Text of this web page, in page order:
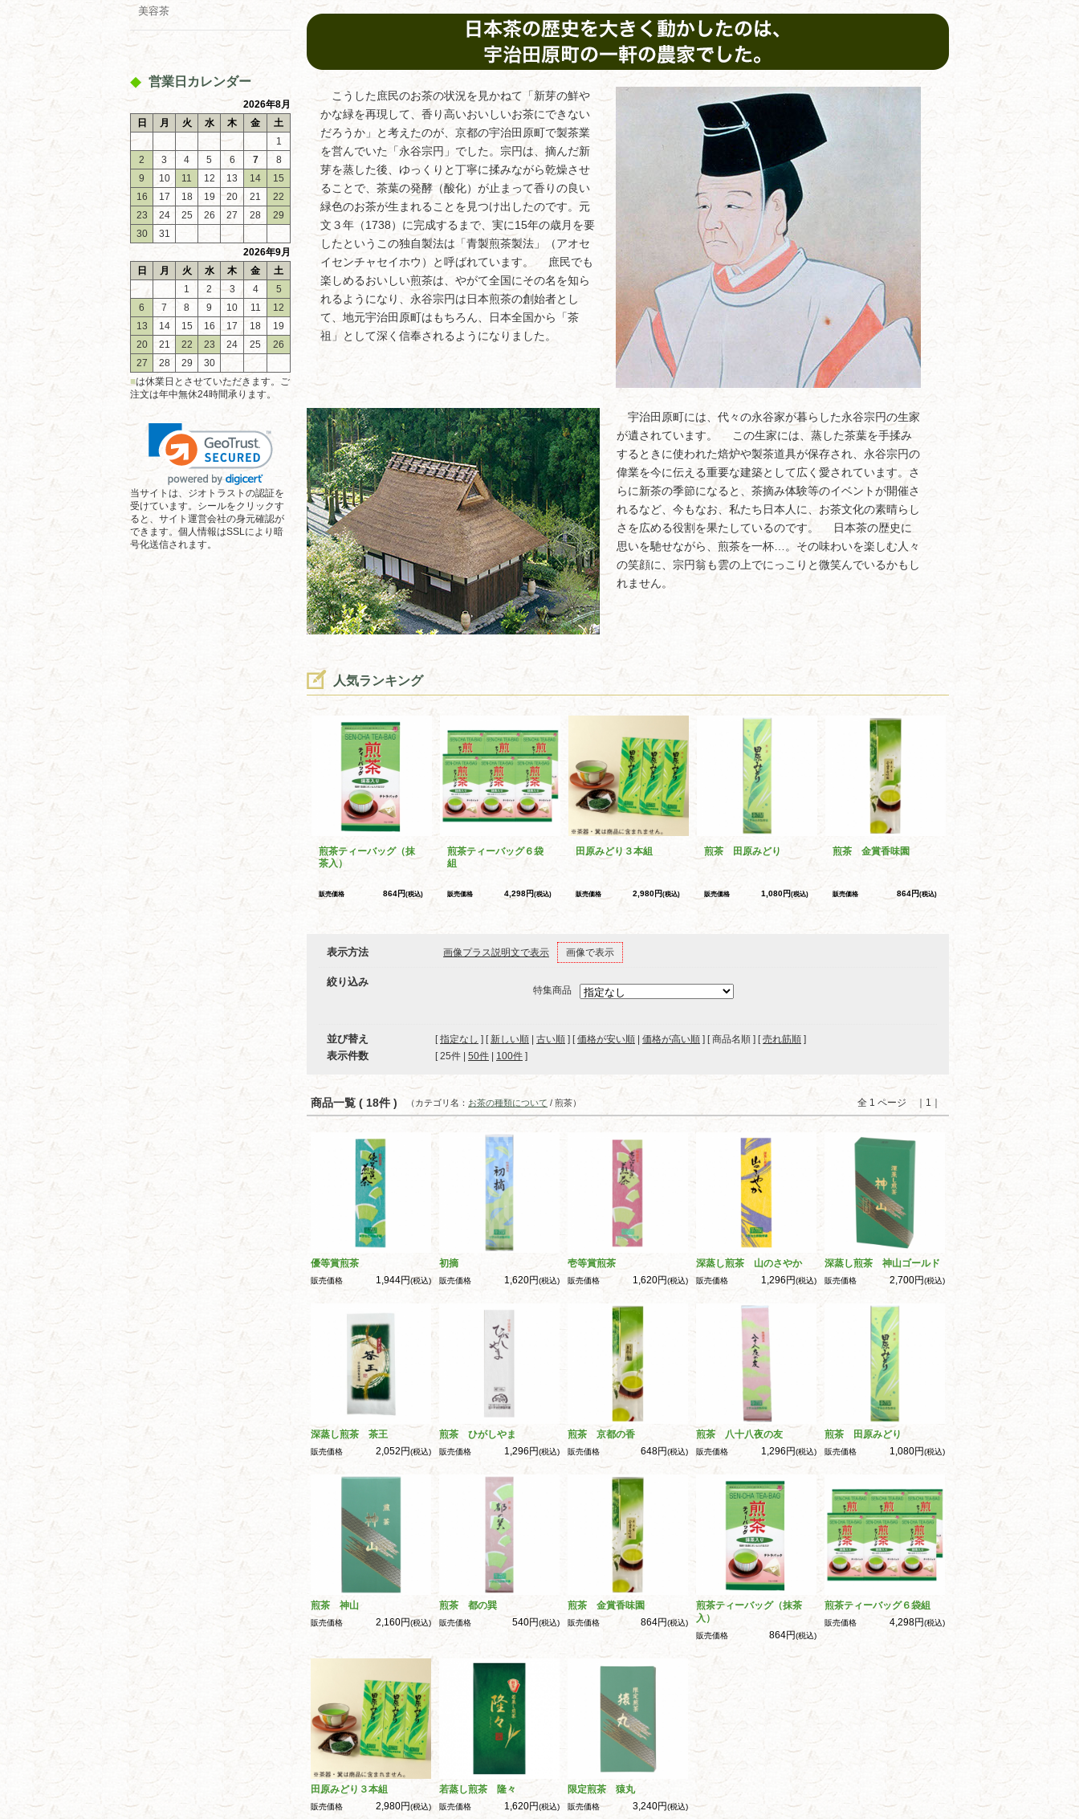
美容茶
営業日カレンダー
2026年8月
日
月 火 水 木 金
土
1
2
3 4 5 6 7
8
9
10 11 12 13 14
15
16
17 18 19 20 21
22
23
24 25 26 27 28
29
30
31
2026年9月
日
月 火 水 木 金
土
1
2 3 4
5
6
7 8 9 10 11
12
13
14 15 16 17 18
19
20
21 22 23 24 25
26
27
28 29
30
■は休業日とさせていただきます。ご
注文は年中無休24時間承ります。
当サイトは、ジオトラストの認証を
受けています。シールをクリックす
ると、サイト運営会社の身元確認が
できます。個人情報はSSLにより暗
号化送信されます。
こうした庶民のお茶の状況を見かねて「新芽の鮮や
かな緑を再現して、香り高いおいしいお茶にできない
だろうか」と考えたのが、京都の宇治田原町で製茶業
を営んでいた「永谷宗円」でした。宗円は、摘んだ新
芽を蒸した後、ゆっくりと丁寧に揉みながら乾燥させ
ることで、茶葉の発酵（酸化）が止まって香りの良い
緑色のお茶が生まれることを見つけ出したのです。元
文３年（1738）に完成するまで、実に15年の歳月を要
したというこの独自製法は「青製煎茶製法」（アオセ
イセンチャセイホウ）と呼ばれています。 庶民でも
楽しめるおいしい煎茶は、やがて全国にその名を知ら
れるようになり、永谷宗円は日本煎茶の創始者とし
て、地元宇治田原町はもちろん、日本全国から「茶
祖」として深く信奉されるようになりました。
宇治田原町には、代々の永谷家が暮らした永谷宗円の生家
が遺されています。 この生家には、蒸した茶葉を手揉み
するときに使われた焙炉や製茶道具が保存され、永谷宗円の
偉業を今に伝える重要な建築として広く愛されています。さ
らに新茶の季節になると、茶摘み体験等のイベントが開催さ
れるなど、今もなお、私たち日本人に、お茶文化の素晴らし
さを広める役割を果たしているのです。 日本茶の歴史に
思いを馳せながら、煎茶を一杯…。その味わいを楽しむ人々
の笑顔に、宗円翁も雲の上でにっこりと微笑んでいるかもし
れません。
人気ランキング
煎茶ティーバッグ（抹
茶入）
販売価格 864円(税込)
煎茶ティーバッグ６袋
組
販売価格 4,298円(税込)
田原みどり３本組
販売価格 2,980円(税込)
煎茶 田原みどり
販売価格 1,080円(税込)
煎茶 金賞香味園
販売価格 864円(税込)
表示方法 画像プラス説明文で表示 画像で表示
絞り込み
特集商品
並び替え [指定なし ] [ 新しい順 古い順 ] [価格が安い順 価格が高い順 ] [ 商品名順 ] [売れ筋順 ]
表示件数 [ 25件 50件 100件 ]
商品一覧 ( 18件 ) 全 1 ページ ｜1｜
（カテゴリ名： お茶の種類について / 煎茶）
優等賞煎茶
販売価格 1,944円(税込)
初摘
販売価格 1,620円(税込)
壱等賞煎茶
販売価格 1,620円(税込)
深蒸し煎茶 山のさやか
販売価格 1,296円(税込)
深蒸し煎茶 神山ゴールド
販売価格 2,700円(税込)
深蒸し煎茶 茶王
販売価格 2,052円(税込)
煎茶 ひがしやま
販売価格 1,296円(税込)
煎茶 京都の香
販売価格 648円(税込)
煎茶 八十八夜の友
販売価格 1,296円(税込)
煎茶 田原みどり
販売価格 1,080円(税込)
煎茶 神山
販売価格 2,160円(税込)
煎茶 都の巽
販売価格 540円(税込)
煎茶 金賞香味園
販売価格 864円(税込)
煎茶ティーバッグ（抹茶
入）
販売価格 864円(税込)
煎茶ティーバッグ６袋組
販売価格 4,298円(税込)
田原みどり３本組
販売価格 2,980円(税込)
若蒸し煎茶 隆々
販売価格 1,620円(税込)
限定煎茶 猿丸
販売価格 3,240円(税込)